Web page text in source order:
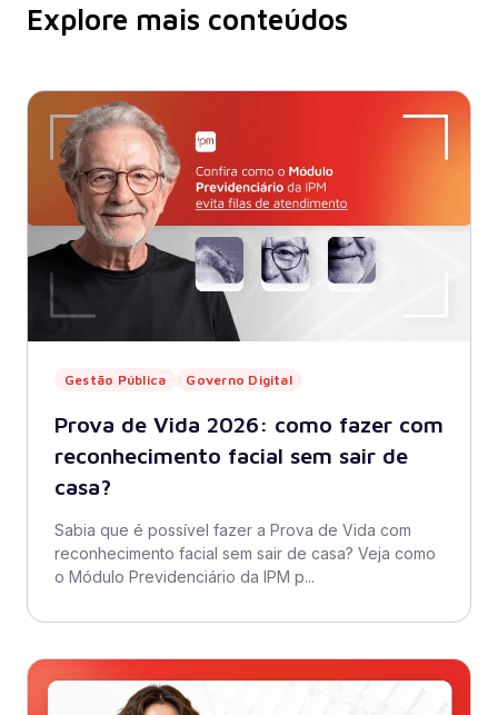
Explore mais conteúdos​
Gestão Pública Governo Digital
Prova de Vida 2026: como fazer com
reconhecimento facial sem sair de
casa?
Sabia que é possível fazer a Prova de Vida com
reconhecimento facial sem sair de casa? Veja como
o Módulo Previdenciário da IPM p...